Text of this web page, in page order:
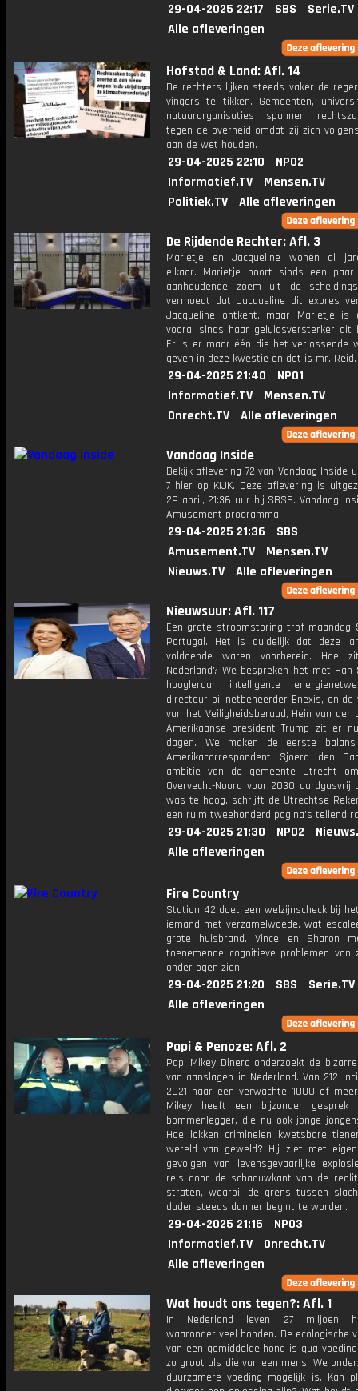
29-04-2025 22:17 SBS
Serie.TV
Alle afleveringen
Hofstad & Land: Afl. 14
De rechters lijken steeds vaker de
vingers te tikken. Gemeenten,
natuurorganisaties spannen
tegen de overheid omdat zij zich
aan de wet houden.
29-04-2025 22:10
NPO2
Informatief.TV
Mensen.TV
Politiek.TV
Alle afleveringen
De Rijdende Rechter: Afl. 3
Marietje en Jacqueline wonen al
elkaar. Marietje hoort sinds een
aanhoudende zoem uit de
vermoedt dat Jacqueline dit expres
Jacqueline ontkent, maar Marietje is
vooral sinds haar geluidsversterker dit
Er is er maar één die het verlossende
geven in deze kwestie en dat is mr. Reid.
29-04-2025 21:40
NPO1
Informatief.TV
Mensen.TV
Onrecht.TV
Alle afleveringen
Vandaag Inside
Bekijk aflevering 72 van Vandaag Inside
7 hier op KIJK. Deze aflevering is
29 april, 21:36 uur bij SBS6. Vandaag
Amusement programma
29-04-2025 21:36
SBS
Amusement.TV
Mensen.TV
Nieuws.TV
Alle afleveringen
Nieuwsuur: Afl. 117
Een grote stroomstoring trof maandag
Portugal. Het is duidelijk dat deze
voldoende waren voorbereid. Hoe
Nederland? We bespreken het met Han
hoogleraar intelligente
directeur bij netbeheerder Enexis, en
van het Veiligheidsberaad, Hein van der
Amerikaanse president Trump zit er
dagen. We maken de eerste
Amerikacorrespondent Sjoerd den
ambitie van de gemeente Utrecht
Overvecht-Noord voor 2030 aardgasvrij
was te hoog, schrijft de Utrechtse
een ruim tweehonderd pagina's tellend
29-04-2025 21:30 NPO2
Alle afleveringen
Fire Country
Station 42 doet een welzijnscheck bij
iemand met verzamelwoede, wat
grote huisbrand. Vince en Sharon
toenemende cognitieve problemen van
onder ogen zien.
29-04-2025 21:20 SBS
Serie.TV
Alle afleveringen
Papi & Penoze: Afl. 2
Papi Mikey Dinero onderzoekt de
van aanslagen in Nederland. Van 212
2021 naar een verwachte 1000 of
Mikey heeft een bijzonder gesprek
bommenlegger, die nu ook jonge
Hoe lokken criminelen kwetsbare
wereld van geweld? Hij ziet met
gevolgen van levensgevaarlijke
reis door de schaduwkant van de
straten, waarbij de grens tussen
dader steeds dunner begint te worden.
29-04-2025 21:15
NPO3
Informatief.TV
Onrecht.TV
Alle afleveringen
Wat houdt ons tegen?: Afl. 1
In Nederland leven 27 miljoen
waaronder veel honden. De ecologische
van een gemiddelde hond is qua
zo groot als die van een mens. We
duurzamere voeding mogelijk is. Kan